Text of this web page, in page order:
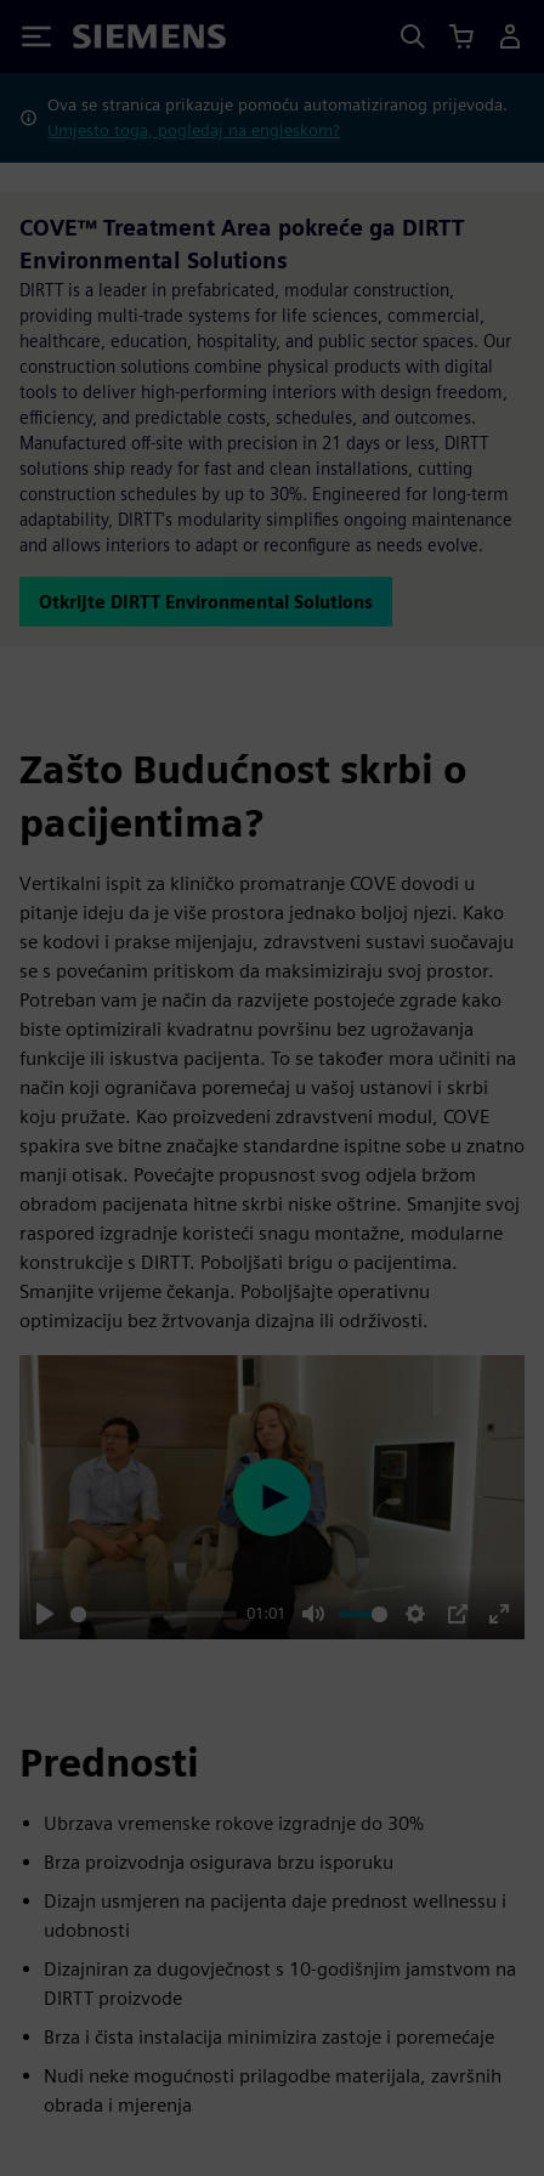
Siemens
Ova se stranica prikazuje pomoću automatiziranog prijevoda.
Umjesto toga, pogledaj na engleskom?
COVE™ Treatment Area pokreće ga DIRTT
Environmental Solutions
DIRTT is a leader in prefabricated, modular construction,
providing multi-trade systems for life sciences, commercial,
healthcare, education, hospitality, and public sector spaces. Our
construction solutions combine physical products with digital
tools to deliver high-performing interiors with design freedom,
efficiency, and predictable costs, schedules, and outcomes.
Manufactured off-site with precision in 21 days or less, DIRTT
solutions ship ready for fast and clean installations, cutting
construction schedules by up to 30%. Engineered for long-term
adaptability, DIRTT's modularity simplifies ongoing maintenance
and allows interiors to adapt or reconfigure as needs evolve.
Otkrijte DIRTT Environmental Solutions
Zašto Budućnost skrbi o
pacijentima?
Vertikalni ispit za kliničko promatranje COVE dovodi u
pitanje ideju da je više prostora jednako boljoj njezi. Kako
se kodovi i prakse mijenjaju, zdravstveni sustavi suočavaju
se s povećanim pritiskom da maksimiziraju svoj prostor.
Potreban vam je način da razvijete postojeće zgrade kako
biste optimizirali kvadratnu površinu bez ugrožavanja
funkcije ili iskustva pacijenta. To se također mora učiniti na
način koji ograničava poremećaj u vašoj ustanovi i skrbi
koju pružate. Kao proizvedeni zdravstveni modul, COVE
spakira sve bitne značajke standardne ispitne sobe u znatno
manji otisak. Povećajte propusnost svog odjela bržom
obradom pacijenata hitne skrbi niske oštrine. Smanjite svoj
raspored izgradnje koristeći snagu montažne, modularne
konstrukcije s DIRTT. Poboljšati brigu o pacijentima.
Smanjite vrijeme čekanja. Poboljšajte operativnu
optimizaciju bez žrtvovanja dizajna ili održivosti.
Play
01:01
Mute Settings
PIP
Enter
Play
Prednosti
Ubrzava vremenske rokove izgradnje do 30%
Brza proizvodnja osigurava brzu isporuku
Dizajn usmjeren na pacijenta daje prednost wellnessu i
udobnosti
Dizajniran za dugovječnost s 10-godišnjim jamstvom na
DIRTT proizvode
Brza i čista instalacija minimizira zastoje i poremećaje
Nudi neke mogućnosti prilagodbe materijala, završnih
obrada i mjerenja